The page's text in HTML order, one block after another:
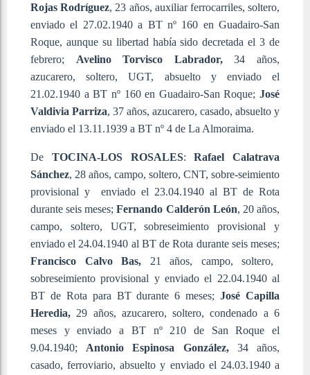
Rojas Rodríguez, 23 años, auxiliar ferrocarriles, soltero,
enviado el 27.02.1940 a BT nº 160 en Guadairo-San
Roque, aunque su libertad había sido decretada el 3 de
febrero; Avelino Torvisco Labrador,34 años,
azucarero, soltero, UGT, absuelto y enviado el
21.02.1940 a BT nº 160 en Guadairo-San Roque; José
Valdivia Parriza, 37 años, azucarero, casado, absuelto y
enviado el 13.11.1939 a BT nº 4 de La Almoraima.
De TOCINA-LOSROSALES:Rafael Calatrava
Sánchez, 28 años, campo, soltero, CNT, sobre-seimiento
provisional y enviado el 23.04.1940 al BT de Rota
durante seis meses;Fernando Calderón León, 20 años,
campo, soltero, UGT, sobreseimiento provisional y
enviado el 24.04.1940 al BT de Rota durante seis meses;
Francisco Calvo Bas, 21 años, campo, soltero,
sobreseimiento provisional y enviado el 22.04.1940 al
BT de Rota para BT durante 6 meses;José Capilla
Heredia, 29 años, azucarero, soltero, condenado a 6
meses y enviado a BT nº 210 de San Roque el
9.04.1940; Antonio Espinosa González,34 años,
casado, ferroviario, absuelto y enviado el 24.03.1940 a